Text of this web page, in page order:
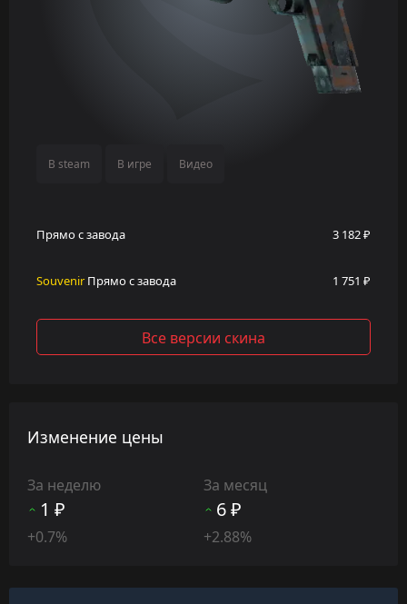
В steam В игре Видео
Прямо с завода 3 182 ₽
Souvenir Прямо с завода 1 751 ₽
Все версии скина
Изменение цены
За неделю
1 ₽
+0.7%
За месяц
6 ₽
+2.88%